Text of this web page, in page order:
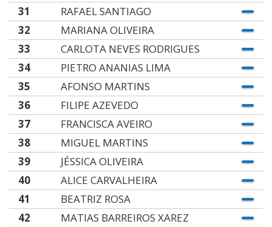
31
RAFAEL SANTIAGO
32
MARIANA OLIVEIRA
33
CARLOTA NEVES RODRIGUES
34
PIETRO ANANIAS LIMA
35
AFONSO MARTINS
36
FILIPE AZEVEDO
37
FRANCISCA AVEIRO
38
MIGUEL MARTINS
39
JÉSSICA OLIVEIRA
40
ALICE CARVALHEIRA
41
BEATRIZ ROSA
42
MATIAS BARREIROS XAREZ